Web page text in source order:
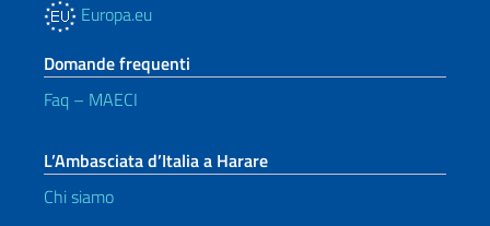
Europa.eu
Domande frequenti
Faq – MAECI
L’Ambasciata d’Italia a Harare
Chi siamo